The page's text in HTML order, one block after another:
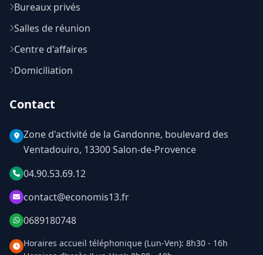
Bureaux privés
Salles de réunion
Centre d'affaires
Domiciliation
Contact
Zone d'activité de la Gandonne, boulevard des
Ventadouiro, 13300 Salon-de-Provence
04.90.53.69.12
contact@economis13.fr
0689180748
Horaires accueil téléphonique (Lun-Ven): 8h30 - 16h